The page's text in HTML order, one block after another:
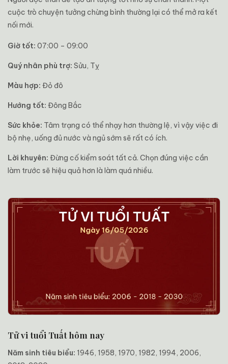
cuộc trò chuyện tưởng chừng bình thường lại có thể mở ra kết
nối mới.
Giờ tốt: 07:00 – 09:00
Quý nhân phù trợ: Sửu, Tỵ
Màu hợp: Đỏ đô
Hướng tốt: Đông Bắc
Sức khỏe: Tâm trạng có thể nhạy hơn thường lệ, vì vậy việc đi
bộ nhẹ, uống đủ nước và ngủ sớm sẽ rất có ích.
Lời khuyên: Đừng cố kiểm soát tất cả. Chọn đúng việc cần
làm trước sẽ hiệu quả hơn là làm quá nhiều.
Tử vi tuổi Tuất hôm nay
Năm sinh tiêu biểu: 1946, 1958, 1970, 1982, 1994, 2006,